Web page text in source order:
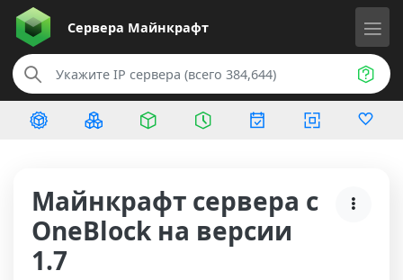
Сервера Майнкрафт
Майнкрафт сервера с
OneBlock на версии
1.7